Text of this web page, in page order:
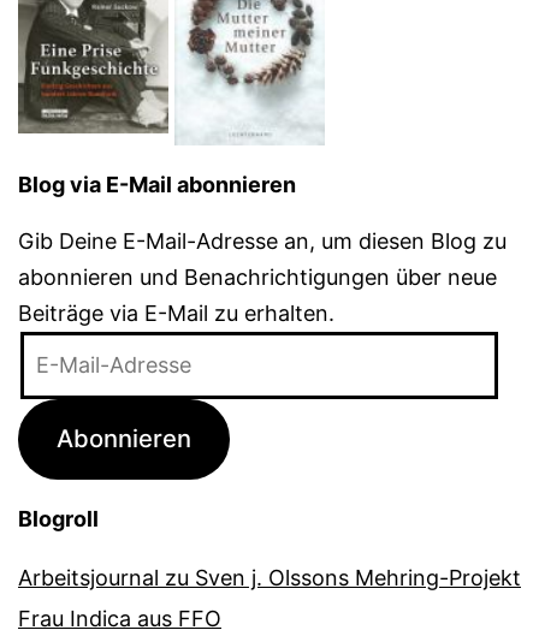
Blog via E-Mail abonnieren
Gib Deine E-Mail-Adresse an, um diesen Blog zu
abonnieren und Benachrichtigungen über neue
Beiträge via E-Mail zu erhalten.
Adresse
Abonnieren
Blogroll
Arbeitsjournal zu Sven j. Olssons Mehring-Projekt
Frau Indica aus FFO